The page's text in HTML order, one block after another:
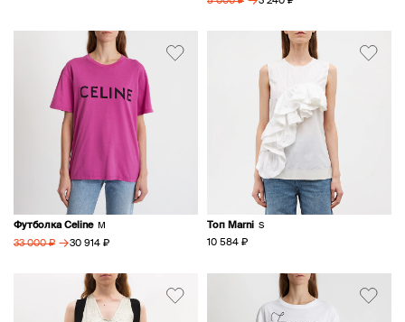
Футболка Celine M
33 000 ₽ → 30 914 ₽
Топ Marni S
10 584 ₽